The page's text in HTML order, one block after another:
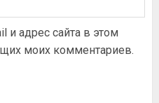
и адрес сайта в этом
моих комментариев.